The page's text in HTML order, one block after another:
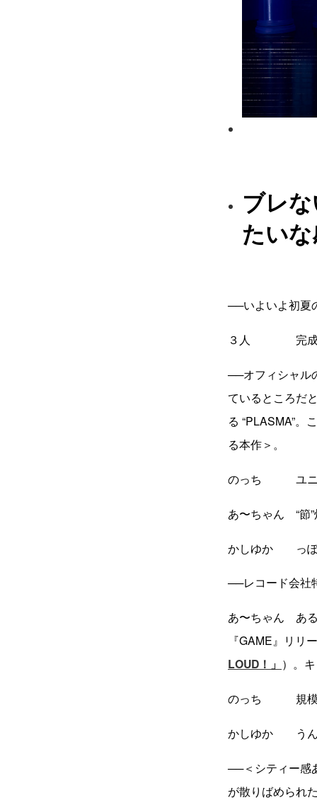
ブレ
たい
──いよいよ初夏
３人 完成
──オフィシャル
ているところだ
る “PLASMA”。
る本作＞。
のっち ユニ
あ〜ちゃん “節
かしゆか っぽ
──レコード会社
あ〜ちゃん ある
『GAME』リリ
LOUD！」 ）。
のっち 規模
かしゆか うん
──＜シティー感
が散りばめられ